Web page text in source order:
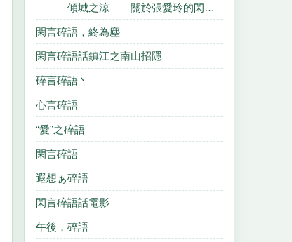
傾城之涼——關於張愛玲的閑言碎語
閑言碎語，終為塵
閑言碎語話鎮江之南山招隱
碎言碎語丶
心言碎語
“愛”之碎語
閑言碎語
遐想ぁ碎語
閑言碎語話電影
午後，碎語